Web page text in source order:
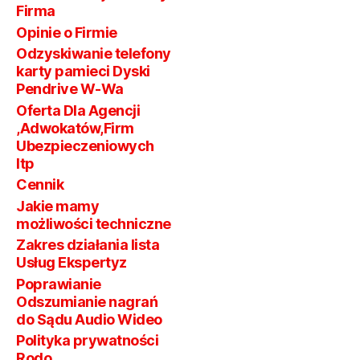
Firma
Opinie o Firmie
Odzyskiwanie telefony
karty pamieci Dyski
Pendrive W-Wa
Oferta Dla Agencji
,Adwokatów,Firm
Ubezpieczeniowych
Itp
Cennik
Jakie mamy
możliwości techniczne
Zakres działania lista
Usług Ekspertyz
Poprawianie
Odszumianie nagrań
do Sądu Audio Wideo
Polityka prywatności